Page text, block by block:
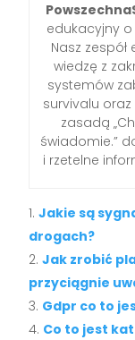
edukacyjny
Nasz
wiedzę z
systemów
survivalu
zasadą
świadomie.”
i rzetelne
Jakie są
drogach?
Jak zrobić
przyciągnie
Gdpr co to
Co to jest